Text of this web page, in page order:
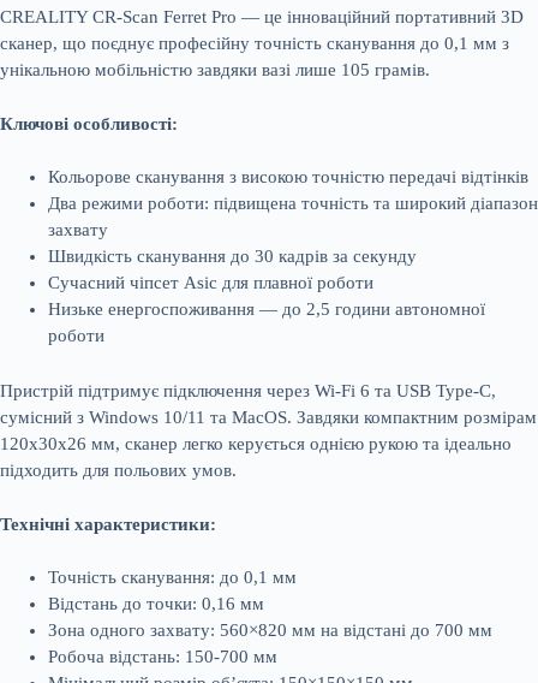
CREALITY CR-Scan Ferret Pro — це інноваційний портативний 3D
сканер, що поєднує професійну точність сканування до 0,1 мм з
унікальною мобільністю завдяки вазі лише 105 грамів.
Ключові особливості:
Кольорове сканування з високою точністю передачі відтінків
Два режими роботи: підвищена точність та широкий діапазон
захвату
Швидкість сканування до 30 кадрів за секунду
Сучасний чіпсет Asic для плавної роботи
Низьке енергоспоживання — до 2,5 години автономної
роботи
Пристрій підтримує підключення через Wi-Fi 6 та USB Type-C,
сумісний з Windows 10/11 та MacOS. Завдяки компактним розмірам
120x30x26 мм, сканер легко керується однією рукою та ідеально
підходить для польових умов.
Технічні характеристики:
Точність сканування: до 0,1 мм
Відстань до точки: 0,16 мм
Зона одного захвату: 560×820 мм на відстані до 700 мм
Робоча відстань: 150-700 мм